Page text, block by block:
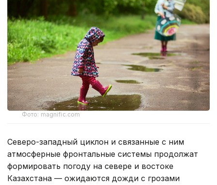
Фото: magnific.com
Северо-западный циклон и связанные с ним
атмосферные фронтальные системы продолжат
формировать погоду на севере и востоке
Казахстана — ожидаются дожди с грозами